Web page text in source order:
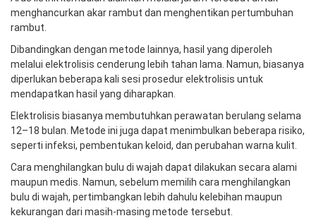
menghancurkan akar rambut dan menghentikan pertumbuhan
rambut.
Dibandingkan dengan metode lainnya, hasil yang diperoleh
melalui elektrolisis cenderung lebih tahan lama. Namun, biasanya
diperlukan beberapa kali sesi prosedur elektrolisis untuk
mendapatkan hasil yang diharapkan.
Elektrolisis biasanya membutuhkan perawatan berulang selama
12–18 bulan. Metode ini juga dapat menimbulkan beberapa risiko,
seperti infeksi, pembentukan keloid, dan perubahan warna kulit.
Cara menghilangkan bulu di wajah dapat dilakukan secara alami
maupun medis. Namun, sebelum memilih cara menghilangkan
bulu di wajah, pertimbangkan lebih dahulu kelebihan maupun
kekurangan dari masih-masing metode tersebut.